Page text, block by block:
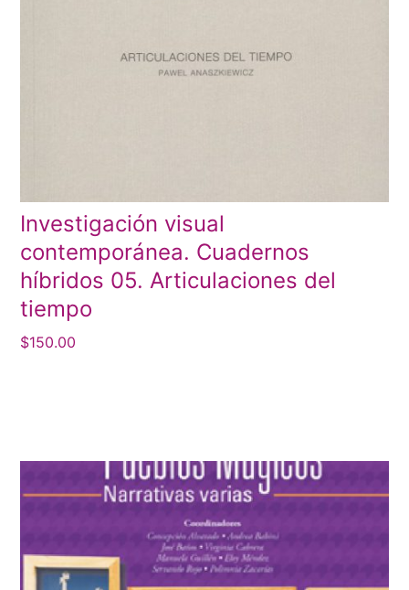
Investigación visual
contemporánea. Cuadernos
híbridos 05. Articulaciones del
tiempo
$150.00